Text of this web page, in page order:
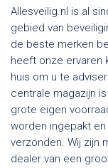
Allesveilig.nl is al
gebied van
de beste merken
heeft onze ervaren
huis om u te
centrale magazijn
grote eigen
worden ingepakt
verzonden. Wij zijn
dealer van een